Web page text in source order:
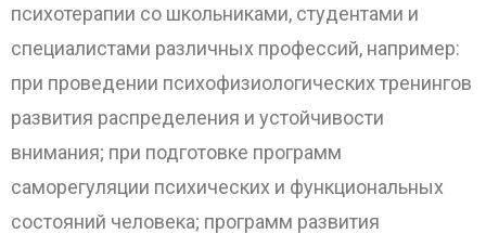
психотерапии со школьниками, студентами и
специалистами различных профессий, например:
при проведении психофизиологических тренингов
развития распределения и устойчивости
внимания; при подготовке программ
саморегуляции психических и функциональных
состояний человека; программ развития